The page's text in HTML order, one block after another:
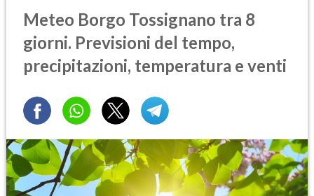
Meteo Borgo Tossignano tra 8
giorni. Previsioni del tempo,
precipitazioni, temperatura e venti